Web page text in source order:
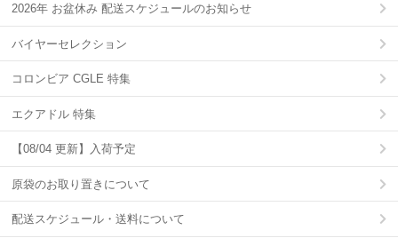
2026年 お盆休み 配送スケジュールのお知らせ
バイヤーセレクション
コロンビア CGLE 特集
エクアドル 特集
【08/04 更新】入荷予定
原袋のお取り置きについて
配送スケジュール・送料について